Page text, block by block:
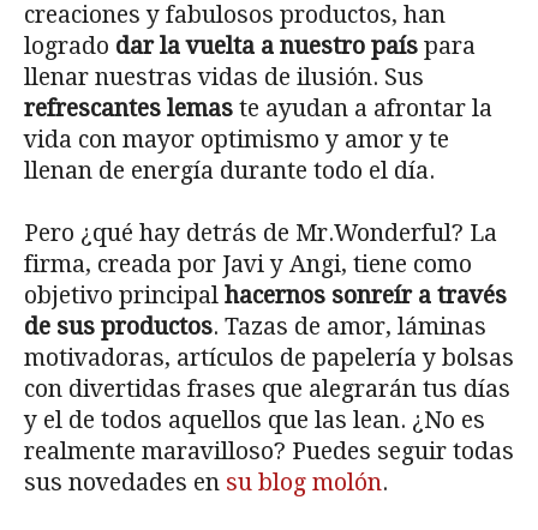
creaciones y fabulosos productos, han
logrado dar la vuelta a nuestro país para
llenar nuestras vidas de ilusión. Sus
refrescantes lemas te ayudan a afrontar la
vida con mayor optimismo y amor y te
llenan de energía durante todo el día.
Pero ¿qué hay detrás de Mr.Wonderful? La
firma, creada por Javi y Angi, tiene como
objetivo principal hacernos sonreír a través
de sus productos. Tazas de amor, láminas
motivadoras, artículos de papelería y bolsas
con divertidas frases que alegrarán tus días
y el de todos aquellos que las lean. ¿No es
realmente maravilloso? Puedes seguir todas
sus novedades en su blog molón.